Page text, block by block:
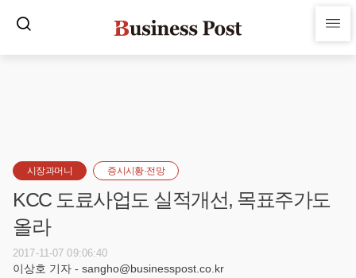
시장과머니 증시시황·전망
KCC 도료사업도 실적개선, 목표주가도
올라
2017-11-07 09:06:40
이상호 기자 - sangho@businesspost.co.kr